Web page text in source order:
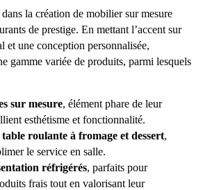
dans la création de mobilier sur mesure
de prestige. En mettant l’accent sur
et une conception personnalisée,
gamme variée de produits, parmi lesquels
sur mesure, élément phare de leur
esthétisme et fonctionnalité.
roulante à fromage et dessert,
le service en salle.
réfrigérés, parfaits pour
frais tout en valorisant leur